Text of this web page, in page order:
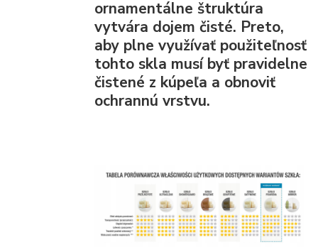
ornamentálne štruktúra
vytvára dojem čisté. Preto,
aby plne využívať použiteľnosť
tohto skla musí byť pravidelne
čistené z kúpeľa a obnoviť
ochrannú vrstvu.